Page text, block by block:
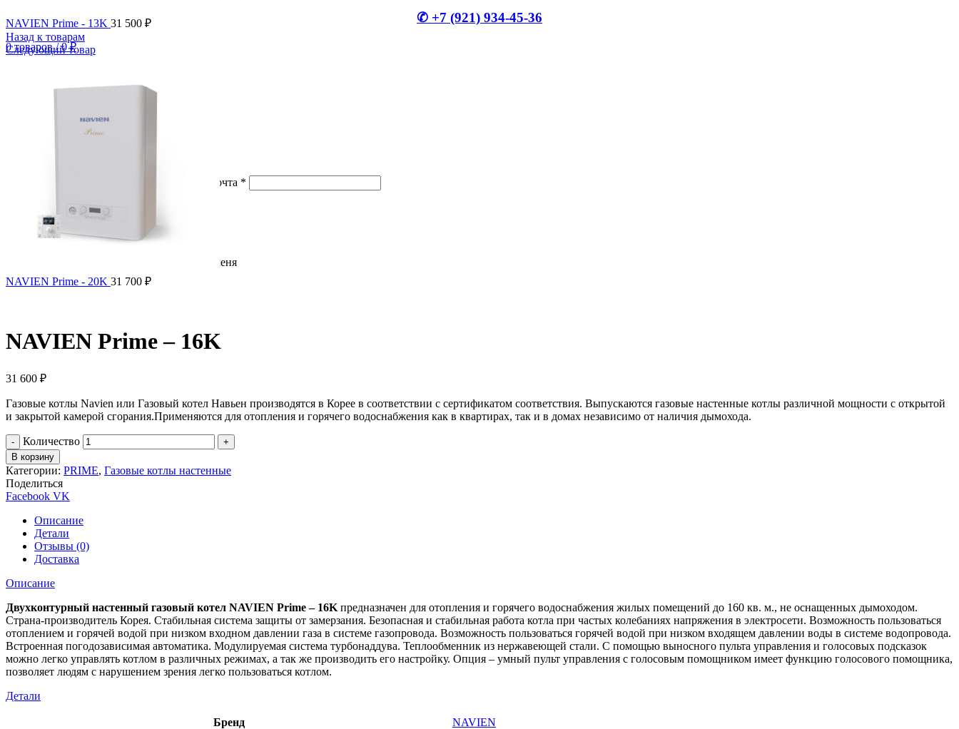
✆ +7 (921) 934-45-36
0товаров / 0₽
Вход / Регистрация
Имя пользователя или электронная почта *
Пароль*
Войти
Запомнить меня
NAVIEN Prime - 13K 31 500 ₽
Назад к товарам
Следующий товар
NAVIEN Prime - 20K 31 700 ₽
NAVIEN Prime – 16K
31 600 ₽
Газовые котлы Navien или Газовый котел Навьен производятся в Корее в соответствии с сертификатом соответствия. Выпускаются газовые настенные котлы различной мощности с открытой
и закрытой камерой сгорания.Применяются для отопления и горячего водоснабжения как в квартирах, так и в домах независимо от наличия дымохода.
Количество
В корзину
Категории: PRIME, Газовые котлы настенные
Поделиться
Facebook VK
Описание
Детали
Отзывы (0)
Доставка
Описание
Двухконтурный настенный газовый котел NAVIEN Prime – 16K предназначен для отопления и горячего водоснабжения жилых помещений до 160 кв. м., не оснащенных дымоходом.
Страна-производитель Корея. Стабильная система защиты от замерзания. Безопасная и стабильная работа котла при частых колебаниях напряжения в электросети. Возможность пользоваться
отоплением и горячей водой при низком входном давлении газа в системе газопровода. Возможность пользоваться горячей водой при низком входящем давлении воды в системе водопровода.
Встроенная погодозависимая автоматика. Модулируемая система турбонаддува. Теплообменник из нержавеющей стали. С помощью выносного пульта управления и голосовых подсказок
можно легко управлять котлом в различных режимах, а так же производить его настройку. Опция – умный пульт управления с голосовым помощником имеет функцию голосового помощника,
позволяет людям с нарушением зрения легко пользоваться котлом.
Детали
Бренд NAVIEN